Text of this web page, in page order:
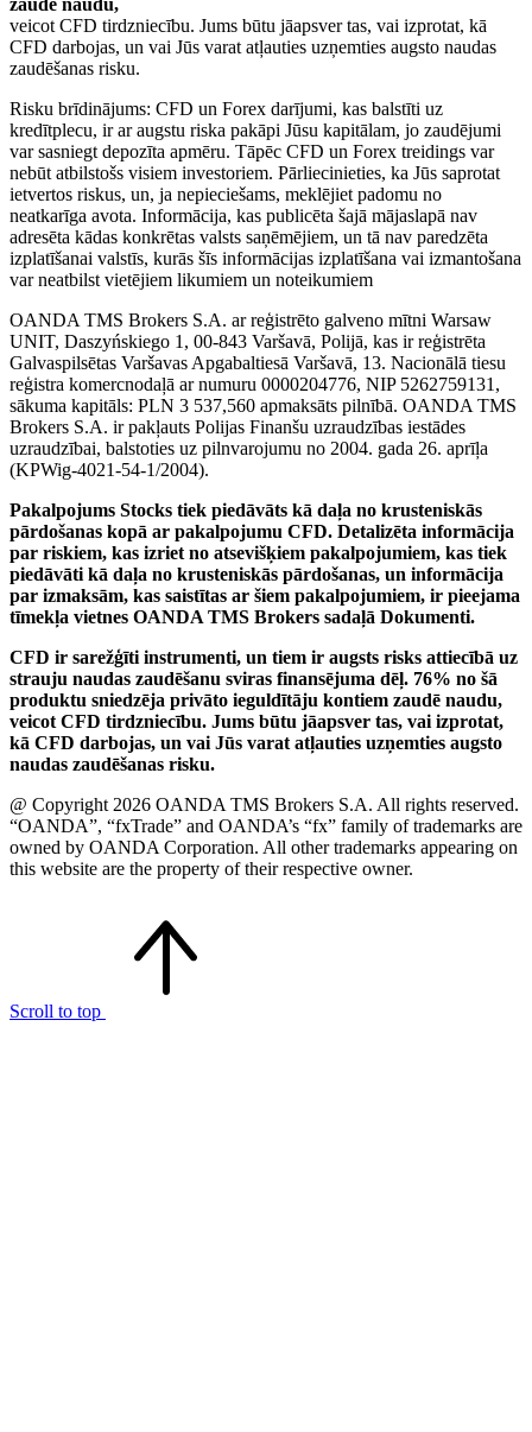
veicot CFD tirdzniecību. Jums būtu jāapsver tas, vai izprotat, kā
CFD darbojas, un vai Jūs varat atļauties uzņemties augsto naudas
zaudēšanas risku.
Risku brīdinājums: CFD un Forex darījumi, kas balstīti uz
kredītplecu, ir ar augstu riska pakāpi Jūsu kapitālam, jo zaudējumi
var sasniegt depozīta apmēru. Tāpēc CFD un Forex treidings var
nebūt atbilstošs visiem investoriem. Pārliecinieties, ka Jūs saprotat
ietvertos riskus, un, ja nepieciešams, meklējiet padomu no
neatkarīga avota. Informācija, kas publicēta šajā mājaslapā nav
adresēta kādas konkrētas valsts saņēmējiem, un tā nav paredzēta
izplatīšanai valstīs, kurās šīs informācijas izplatīšana vai izmantošana
var neatbilst vietējiem likumiem un noteikumiem
OANDA TMS Brokers S.A. ar reģistrēto galveno mītni Warsaw
UNIT, Daszyńskiego 1, 00-843 Varšavā, Polijā, kas ir reģistrēta
Galvaspilsētas Varšavas Apgabaltiesā Varšavā, 13. Nacionālā tiesu
reģistra komercnodaļā ar numuru 0000204776, NIP 5262759131,
sākuma kapitāls: PLN 3 537,560 apmaksāts pilnībā. OANDA TMS
Brokers S.A. ir pakļauts Polijas Finanšu uzraudzības iestādes
uzraudzībai, balstoties uz pilnvarojumu no 2004. gada 26. aprīļa
(KPWig-4021-54-1/2004).
Pakalpojums Stocks tiek piedāvāts kā daļa no krusteniskās
pārdošanas kopā ar pakalpojumu CFD. Detalizēta informācija
par riskiem, kas izriet no atsevišķiem pakalpojumiem, kas tiek
piedāvāti kā daļa no krusteniskās pārdošanas, un informācija
par izmaksām, kas saistītas ar šiem pakalpojumiem, ir pieejama
tīmekļa vietnes OANDA TMS Brokers sadaļā Dokumenti.
CFD ir sarežģīti instrumenti, un tiem ir augsts risks attiecībā uz
strauju naudas zaudēšanu sviras finansējuma dēļ. 76% no šā
produktu sniedzēja privāto ieguldītāju kontiem zaudē naudu,
veicot CFD tirdzniecību. Jums būtu jāapsver tas, vai izprotat,
kā CFD darbojas, un vai Jūs varat atļauties uzņemties augsto
naudas zaudēšanas risku.
@ Copyright 2026 OANDA TMS Brokers S.A. All rights reserved.
“OANDA”, “fxTrade” and OANDA’s “fx” family of trademarks are
owned by OANDA Corporation. All other trademarks appearing on
this website are the property of their respective owner.
Scroll to top